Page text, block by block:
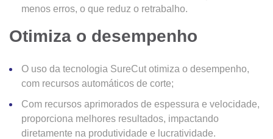
menos erros, o que reduz o retrabalho.
Otimiza o desempenho
O uso da tecnologia SureCut otimiza o desempenho,
com recursos automáticos de corte;
Com recursos aprimorados de espessura e velocidade,
proporciona melhores resultados, impactando
diretamente na produtividade e lucratividade.